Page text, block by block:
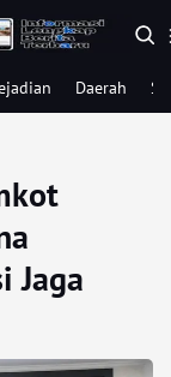
Daerah
Jaga